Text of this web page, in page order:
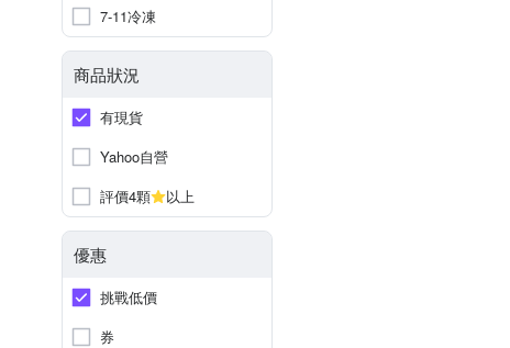
7-11冷凍
商品狀況
有現貨
Yahoo自營
評價4顆
以上
優惠
挑戰低價
券